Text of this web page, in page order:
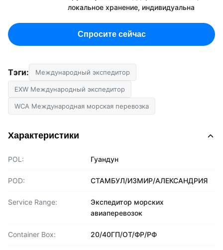
локальное хранение, индивидуальна
Спросите сейчас
Тэги: Международный экспедитор
EXW Международный экспедитор
WCA Международная морская перевозка
Характеристики
POL: Гуандун
POD: СТАМБУЛ/ИЗМИР/АЛЕКСАНДРИЯ
Service Range:
Экспедитор морских
авиаперевозок
Container Box: 20/40ГП/ОТ/ФР/РФ